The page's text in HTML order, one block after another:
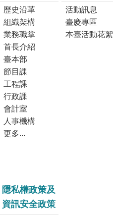
歷史沿革
組織架構
業務職掌
首長介紹
臺本部
節目課
工程課
行政課
會計室
人事機構
更多...
活動訊息
臺慶專區
本臺活動花絮
隱私權政策及
資訊安全政策